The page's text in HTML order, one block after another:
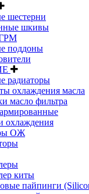
шестерни
шкивы
поддоны
радиаторы
охлаждения масла
масло фильтра
охлаждения
ОЖ
киты
пайпинги